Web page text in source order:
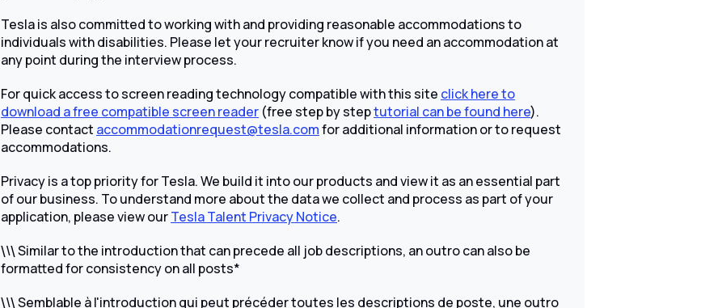
Tesla is also committed to working with and providing reasonable accommodations to
individuals with disabilities. Please let your recruiter know if you need an accommodation at
any point during the interview process.
For quick access to screen reading technology compatible with this site click here to
download a free compatible screen reader (free step by steptutorial can be found here).
Please contact accommodationrequest@tesla.comfor additional information or to request
accommodations.
Privacy is a top priority for Tesla. We build it into our products and view it as an essential part
of our business. To understand more about the data we collect and process as part of your
application, please view ourTesla Talent Privacy Notice.
\\\ Similar to the introduction that can precede all job descriptions, an outro can also be
formatted for consistency on all posts*
\\\ Semblable à l'introduction qui peut précéder toutes les descriptions de poste, une outro